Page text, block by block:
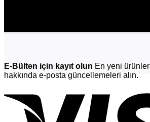
E-Bülten için kayıt olun En yeni
hakkında e-posta güncellemeleri alın.